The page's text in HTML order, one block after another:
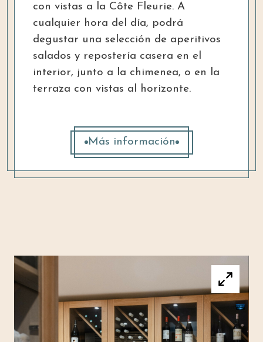
con vistas a la Côte Fleurie. A
cualquier hora del día, podrá
degustar una selección de aperitivos
salados y repostería casera en el
interior, junto a la chimenea, o en la
terraza con vistas al horizonte.
Más información